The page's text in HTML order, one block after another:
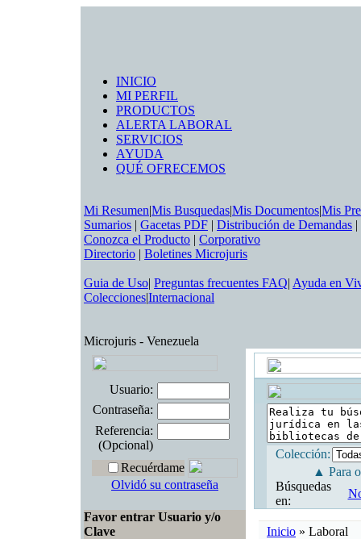
INICIO
MI PERFIL
PRODUCTOS
ALERTA LABORAL
SERVICIOS
AYUDA
QUÉ OFRECEMOS
Mi Resumen|Mis Busquedas|Mis Documentos|Mis
Sumarios | Gacetas PDF | Distribución de Demandas |
Conozca el Producto | Corporativo
Directorio | Boletines Microjuris
Guia de Uso| Preguntas frecuentes FAQ| Ayuda en
Colecciones|Internacional
Microjuris - Venezuela
Usuario:
Contraseña:
Referencia:
(Opcional)
Recuérdame
Olvidó su contraseña
Favor entrar Usuario y/o
Clave
Colección:
▲ Para
Búsquedas
en:
Inicio » Laboral